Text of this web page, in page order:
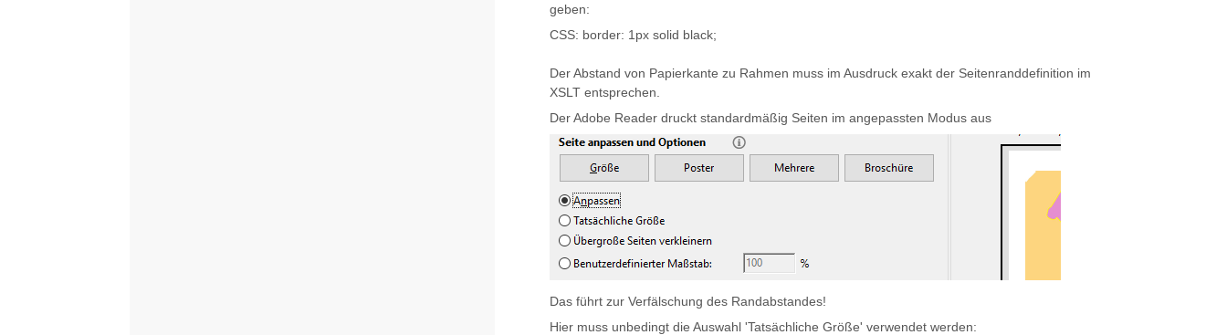
geben:
CSS: border: 1px solid black;
Der Abstand von Papierkante zu Rahmen muss im Ausdruck exakt der Seitenranddefinition im
XSLT entsprechen.
Der Adobe Reader druckt standardmäßig Seiten im angepassten Modus aus
Das führt zur Verfälschung des Randabstandes!
Hier muss unbedingt die Auswahl 'Tatsächliche Größe' verwendet werden: